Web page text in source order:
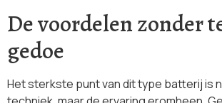
De voordelen zonder
gedoe
Het sterkste punt van dit type batterij is